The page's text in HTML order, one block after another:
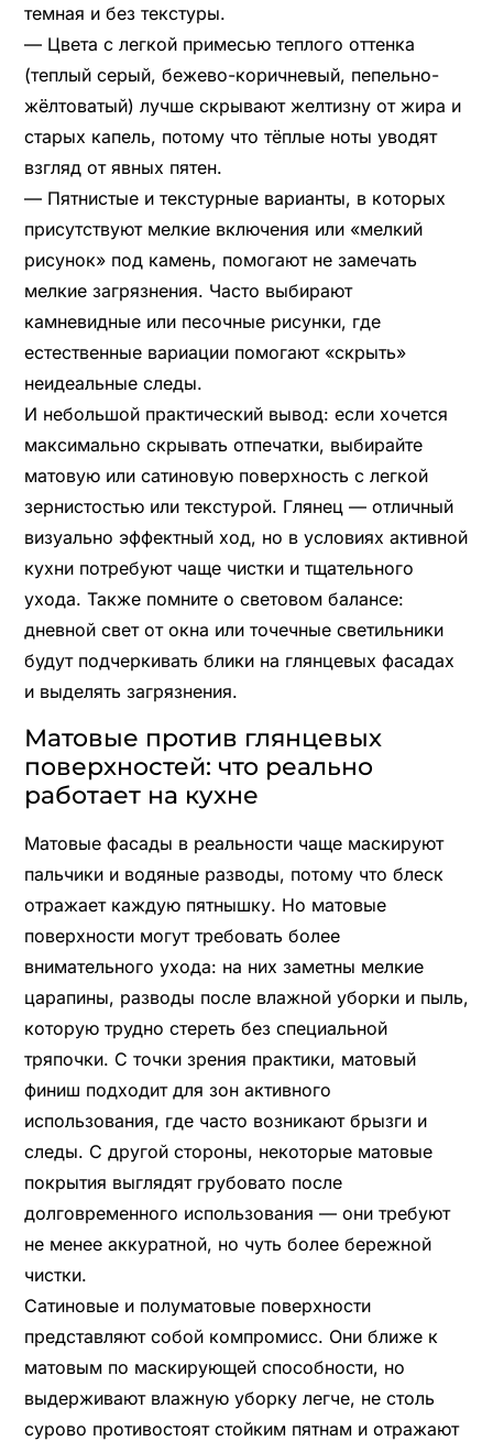
темная и без текстуры.
— Цвета с легкой примесью теплого оттенка
(теплый серый, бежево-коричневый, пепельно-
жёлтоватый) лучше скрывают желтизну от жира и
старых капель, потому что тёплые ноты уводят
взгляд от явных пятен.
— Пятнистые и текстурные варианты, в которых
присутствуют мелкие включения или «мелкий
рисунок» под камень, помогают не замечать
мелкие загрязнения. Часто выбирают
камневидные или песочные рисунки, где
естественные вариации помогают «скрыть»
неидеальные следы.
И небольшой практический вывод: если хочется
максимально скрывать отпечатки, выбирайте
матовую или сатиновую поверхность с легкой
зернистостью или текстурой. Глянец — отличный
визуально эффектный ход, но в условиях активной
кухни потребуют чаще чистки и тщательного
ухода. Также помните о световом балансе:
дневной свет от окна или точечные светильники
будут подчеркивать блики на глянцевых фасадах
и выделять загрязнения.
Матовые против глянцевых
поверхностей: что реально
работает на кухне
Матовые фасады в реальности чаще маскируют
пальчики и водяные разводы, потому что блеск
отражает каждую пятнышку. Но матовые
поверхности могут требовать более
внимательного ухода: на них заметны мелкие
царапины, разводы после влажной уборки и пыль,
которую трудно стереть без специальной
тряпочки. С точки зрения практики, матовый
финиш подходит для зон активного
использования, где часто возникают брызги и
следы. С другой стороны, некоторые матовые
покрытия выглядят грубовато после
долговременного использования — они требуют
не менее аккуратной, но чуть более бережной
чистки.
Сатиновые и полуматовые поверхности
представляют собой компромисс. Они ближе к
матовым по маскирующей способности, но
выдерживают влажную уборку легче, не столь
сурово противостоят стойким пятнам и отражают